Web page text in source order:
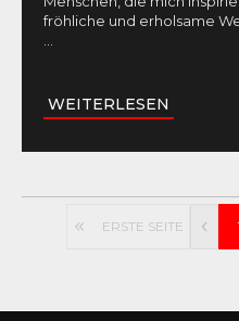
fröhliche und erholsame
WEITERLESEN
ERSTE SEITE